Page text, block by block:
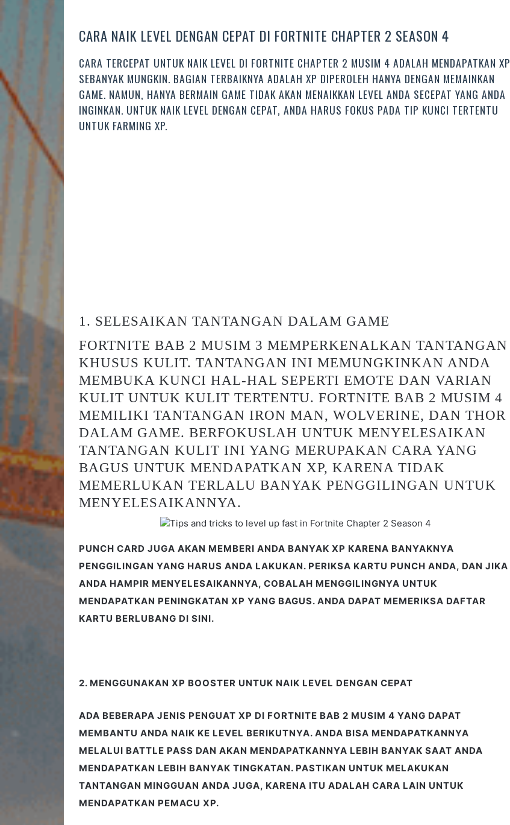
CARA NAIK LEVEL DENGAN CEPAT DI FORTNITE CHAPTER 2 SEASON 4
CARA TERCEPAT UNTUK NAIK LEVEL DI FORTNITE CHAPTER 2 MUSIM 4 ADALAH MENDAPATKAN XP
SEBANYAK MUNGKIN. BAGIAN TERBAIKNYA ADALAH XP DIPEROLEH HANYA DENGAN MEMAINKAN
GAME. NAMUN, HANYA BERMAIN GAME TIDAK AKAN MENAIKKAN LEVEL ANDA SECEPAT YANG ANDA
INGINKAN. UNTUK NAIK LEVEL DENGAN CEPAT, ANDA HARUS FOKUS PADA TIP KUNCI TERTENTU
UNTUK FARMING XP.
1. SELESAIKAN TANTANGAN DALAM GAME
FORTNITE BAB 2 MUSIM 3 MEMPERKENALKAN TANTANGAN
KHUSUS KULIT. TANTANGAN INI MEMUNGKINKAN ANDA
MEMBUKA KUNCI HAL-HAL SEPERTI EMOTE DAN VARIAN
KULIT UNTUK KULIT TERTENTU. FORTNITE BAB 2 MUSIM 4
MEMILIKI TANTANGAN IRON MAN, WOLVERINE, DAN THOR
DALAM GAME. BERFOKUSLAH UNTUK MENYELESAIKAN
TANTANGAN KULIT INI YANG MERUPAKAN CARA YANG
BAGUS UNTUK MENDAPATKAN XP, KARENA TIDAK
MEMERLUKAN TERLALU BANYAK PENGGILINGAN UNTUK
MENYELESAIKANNYA.
PUNCH CARD JUGA AKAN MEMBERI ANDA BANYAK XP KARENA BANYAKNYA
PENGGILINGAN YANG HARUS ANDA LAKUKAN. PERIKSA KARTU PUNCH ANDA, DAN JIKA
ANDA HAMPIR MENYELESAIKANNYA, COBALAH MENGGILINGNYA UNTUK
MENDAPATKAN PENINGKATAN XP YANG BAGUS. ANDA DAPAT MEMERIKSA DAFTAR
KARTU BERLUBANG DI SINI.
2. MENGGUNAKAN XP BOOSTER UNTUK NAIK LEVEL DENGAN CEPAT
ADA BEBERAPA JENIS PENGUAT XP DI FORTNITE BAB 2 MUSIM 4 YANG DAPAT
MEMBANTU ANDA NAIK KE LEVEL BERIKUTNYA. ANDA BISA MENDAPATKANNYA
MELALUI BATTLE PASS DAN AKAN MENDAPATKANNYA LEBIH BANYAK SAAT ANDA
MENDAPATKAN LEBIH BANYAK TINGKATAN. PASTIKAN UNTUK MELAKUKAN
TANTANGAN MINGGUAN ANDA JUGA, KARENA ITU ADALAH CARA LAIN UNTUK
MENDAPATKAN PEMACU XP.